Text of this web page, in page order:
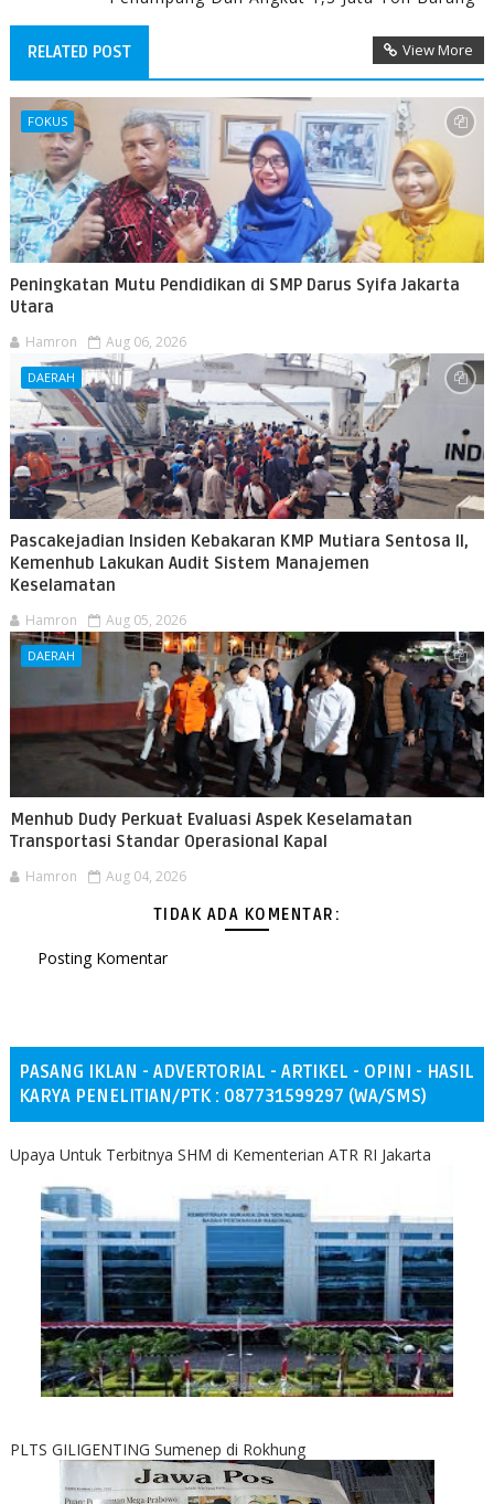
RELATED POST View More
FOKUS
Peningkatan Mutu Pendidikan di SMP Darus Syifa Jakarta
Utara
Hamron Aug 06, 2026
DAERAH
Pascakejadian Insiden Kebakaran KMP Mutiara Sentosa II,
Kemenhub Lakukan Audit Sistem Manajemen
Keselamatan
Hamron Aug 05, 2026
DAERAH
Menhub Dudy Perkuat Evaluasi Aspek Keselamatan
Transportasi Standar Operasional Kapal
Hamron Aug 04, 2026
TIDAK ADA KOMENTAR:
Posting Komentar
PASANG IKLAN - ADVERTORIAL - ARTIKEL - OPINI - HASIL
KARYA PENELITIAN/PTK : 087731599297 (WA/SMS)
Upaya Untuk Terbitnya SHM di Kementerian ATR RI Jakarta
PLTS GILIGENTING Sumenep di Rokhung